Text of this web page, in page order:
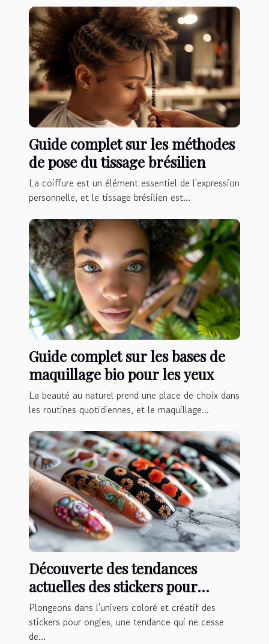
Guide complet sur les méthodes
de pose du tissage brésilien
La coiffure est un élément essentiel de l'expression
personnelle, et le tissage brésilien est...
Guide complet sur les bases de
maquillage bio pour les yeux
La beauté au naturel prend une place de choix dans
les routines quotidiennes, et le maquillage...
Découverte des tendances
actuelles des stickers pour
ongles
Plongeons dans l'univers coloré et créatif des
stickers pour ongles, une tendance qui ne cesse
de...